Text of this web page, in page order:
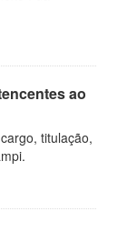
ao
titulação,